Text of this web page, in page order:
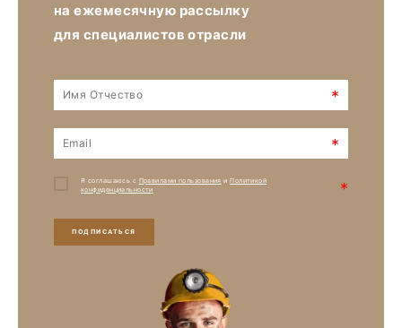
на ежемесячную рассылку
для специалистов отрасли
*
*
Я соглашаюсь с Правилами пользования иПолитикой
конфиденциальности
*
ПОДПИСАТЬСЯ